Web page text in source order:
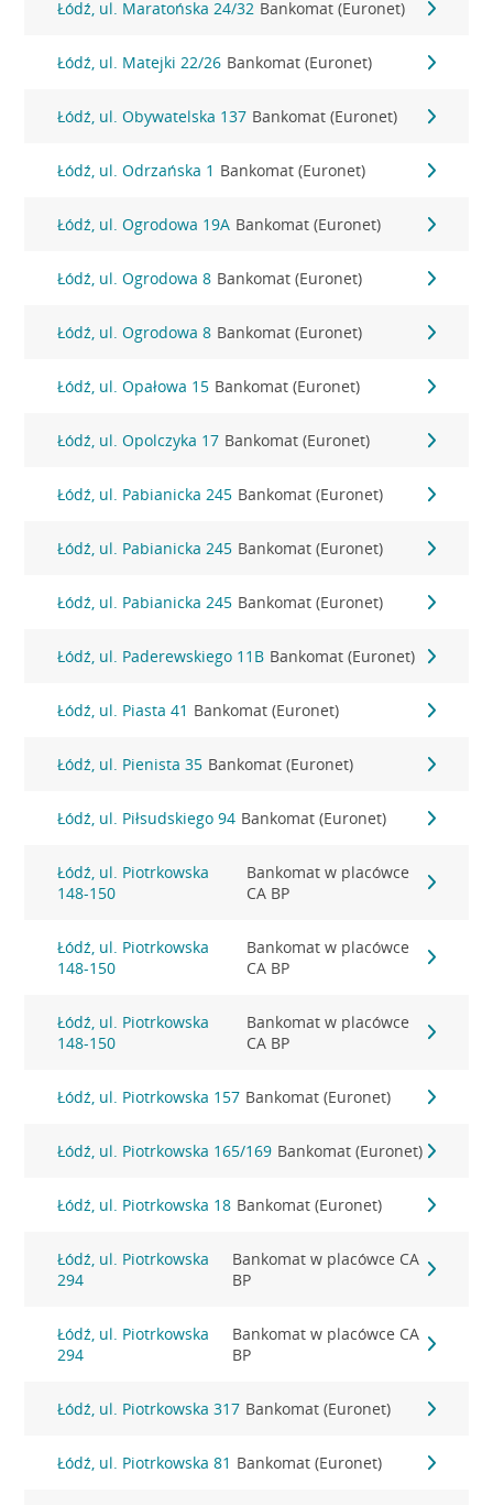
Łódź, ul. Maratońska 24/32 Bankomat (Euronet)
Łódź, ul. Matejki 22/26 Bankomat (Euronet)
Łódź, ul. Obywatelska 137 Bankomat (Euronet)
Łódź, ul. Odrzańska 1 Bankomat (Euronet)
Łódź, ul. Ogrodowa 19A Bankomat (Euronet)
Łódź, ul. Ogrodowa 8 Bankomat (Euronet)
Łódź, ul. Ogrodowa 8 Bankomat (Euronet)
Łódź, ul. Opałowa 15 Bankomat (Euronet)
Łódź, ul. Opolczyka 17 Bankomat (Euronet)
Łódź, ul. Pabianicka 245 Bankomat (Euronet)
Łódź, ul. Pabianicka 245 Bankomat (Euronet)
Łódź, ul. Pabianicka 245 Bankomat (Euronet)
Łódź, ul. Paderewskiego 11B Bankomat (Euronet)
Łódź, ul. Piasta 41 Bankomat (Euronet)
Łódź, ul. Pienista 35 Bankomat (Euronet)
Łódź, ul. Piłsudskiego 94 Bankomat (Euronet)
Łódź, ul. Piotrkowska
148-150
Bankomat w placówce
CA BP
Łódź, ul. Piotrkowska
148-150
Bankomat w placówce
CA BP
Łódź, ul. Piotrkowska
148-150
Bankomat w placówce
CA BP
Łódź, ul. Piotrkowska 157 Bankomat (Euronet)
Łódź, ul. Piotrkowska 165/169 Bankomat (Euronet)
Łódź, ul. Piotrkowska 18 Bankomat (Euronet)
Łódź, ul. Piotrkowska
294
Bankomat w placówce CA
BP
Łódź, ul. Piotrkowska
294
Bankomat w placówce CA
BP
Łódź, ul. Piotrkowska 317 Bankomat (Euronet)
Łódź, ul. Piotrkowska 81 Bankomat (Euronet)